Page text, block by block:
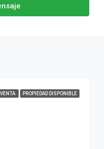
VENTA PROPIEDAD DISPONIBLE